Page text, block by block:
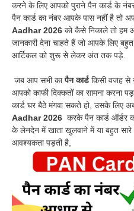
करने के लिए आपको पुराने पैन कार्ड के
पैन कार्ड का नंबर आपके पास नहीं है तो
Aadhar 2026 को कैसे निकाले तो हम
जानकारी देना चाहते हैं जो आपके लिए
आर्टिकल को शुरू से लेकर अंत तक पड़े.
जब आप सभी कापैन कार्डकिसी वजह से
आपको काफी दिक्कतों का सामना करना
कार्ड घर बैठे मंगवा सकते हो, उसके लिए
Aadhar 2026 करके पैन कार्ड ऑर्डर
के लेनदेन में खाता खुलवाने में या बहुत सारे
आवश्यकता पड़ती है,